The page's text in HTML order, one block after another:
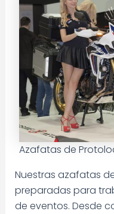
Azafatas de
Nuestras azafatas
preparadas para
de eventos. Desde